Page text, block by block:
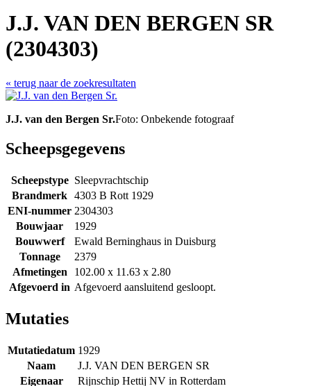
J.J. VAN DEN BERGEN SR
(2304303)
« terug naar de zoekresultaten
J.J. van den Bergen Sr.Foto: Onbekende fotograaf
Scheepsgegevens
Scheepstype Sleepvrachtschip
Brandmerk 4303 B Rott 1929
ENI-nummer 2304303
Bouwjaar
1929
Bouwwerf
Ewald Berninghaus in Duisburg
Tonnage
2379
Afmetingen
102.00 x 11.63 x 2.80
Afgevoerd in Afgevoerd aansluitend gesloopt.
Mutaties
Mutatiedatum 1929
Naam
J.J. VAN DEN BERGEN SR
Eigenaar
Rijnschip Hettij NV in Rotterdam